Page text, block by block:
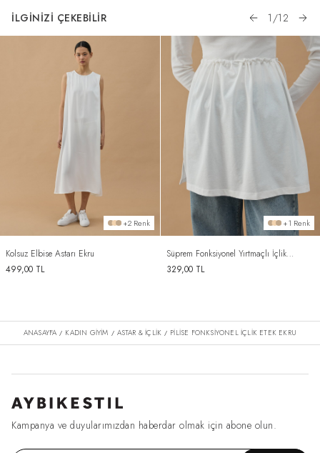
İLGİNİZİ ÇEKEBİLİR 1 /12
+2 Renk
Kolsuz Elbise Astarı Ekru
499,00 TL
+1 Renk
Süprem Fonksiyonel Yırtmaçlı İçlik
Etek Ekru
329,00TL
ANASAYFA / KADIN GİYİM / ASTAR & İÇLİK / PILISE FONKSIYONEL İÇLIK ETEK EKRU
Kampanya ve duyularımızdan haberdar olmak için abone olun.